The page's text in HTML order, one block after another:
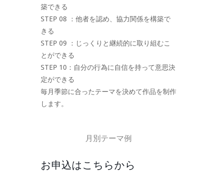
築できる
STEP 08 ：他者を認め、協力関係を構築で
きる
STEP 09 ：じっくりと継続的に取り組むこ
とができる
STEP 10：自分の行為に自信を持って意思決
定ができる
毎月季節に合ったテーマを決めて作品を制作
します。
月別テーマ例
お申込はこちらから